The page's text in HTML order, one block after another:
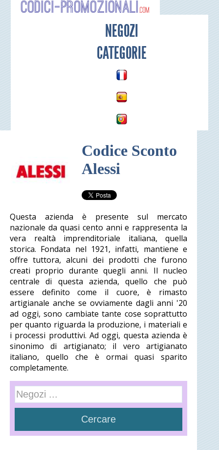
Codici-
NEGOZI
CATEGORIE
Codice Sconto
Alessi
Questa azienda è presente sul mercato
nazionale da quasi cento anni e rappresenta la
vera realtà imprenditoriale italiana, quella
storica. Fondata nel 1921, infatti, mantiene e
offre tuttora, alcuni dei prodotti che furono
creati proprio durante quegli anni. Il nucleo
centrale di questa azienda, quello che può
essere definito come il cuore, è rimasto
artigianale anche se ovviamente dagli anni '20
ad oggi, sono cambiate tante cose soprattutto
per quanto riguarda la produzione, i materiali e
i processi produttivi. Ad oggi, questa azienda è
sinonimo di artigianato; il vero artigianato
italiano, quello che è ormai quasi sparito
completamente.